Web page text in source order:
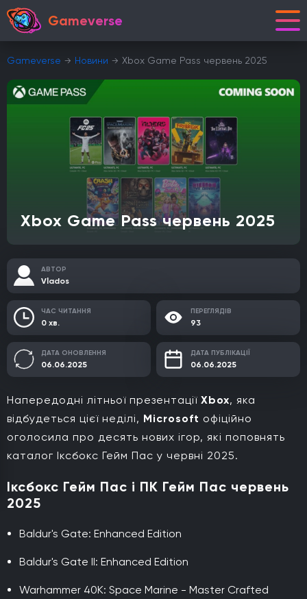
Gameverse
Gameverse Новини Xbox Game Pass червень 2025
Xbox Game Pass червень 2025
АВТОР
Vlados
ЧАС ЧИТАННЯ
0 хв.
ПЕРЕГЛЯДІВ
93
ДАТА ОНОВЛЕННЯ
06.06.2025
ДАТА ПУБЛІКАЦІЇ
06.06.2025
Напередодні літньої презентації Xbox, яка
відбудеться цієї неділі, Microsoft офіційно
оголосила про десять нових ігор, які поповнять
каталог Іксбокс Гейм Пас у червні 2025.
Іксбокс Гейм Пас і ПК Гейм Пас червень
2025
Baldur's Gate: Enhanced Edition
Baldur's Gate II: Enhanced Edition
Warhammer 40K: Space Marine - Master Crafted